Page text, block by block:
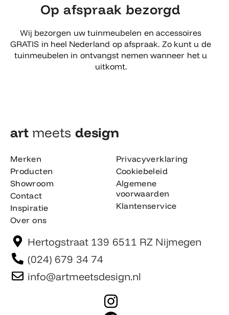
Op afspraak bezorgd
Wij bezorgen uw tuinmeubelen en accessoires
GRATIS in heel Nederland op afspraak. Zo kunt u de
tuinmeubelen in ontvangst nemen wanneer het u
uitkomt.
art meets design​
Merken
Producten
Showroom
Contact
Inspiratie
Over ons
Privacyverklaring
Cookiebeleid
Algemene
voorwaarden
Klantenservice
Hertogstraat 139 6511 RZ Nijmegen
(024) 679 34 74
info@artmeetsdesign.nl
I